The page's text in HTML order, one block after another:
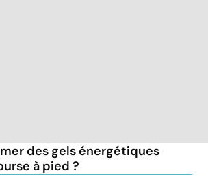
des gels énergétiques
à pied ?